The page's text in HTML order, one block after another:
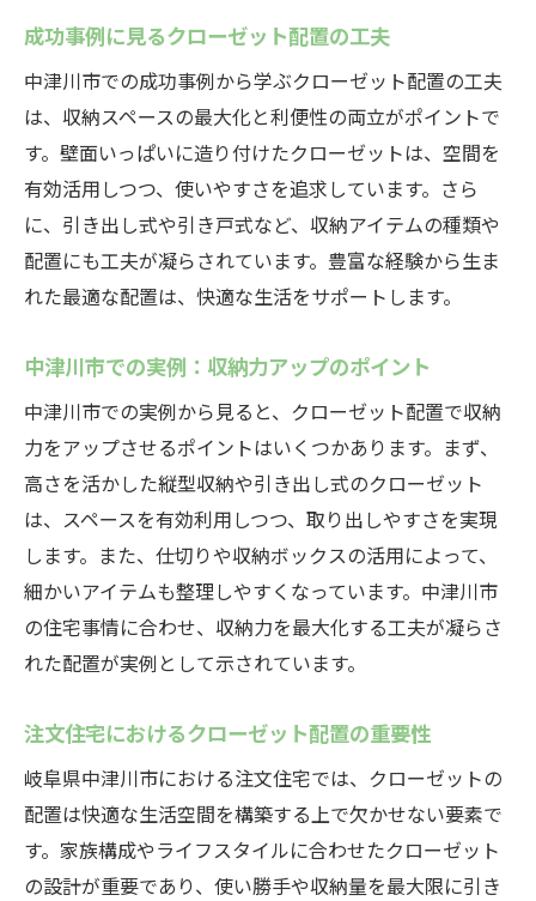
成功事例に見るクローゼット配置の工夫
中津川市での成功事例から学ぶクローゼット配置の工夫
は、収納スペースの最大化と利便性の両立がポイントで
す。壁面いっぱいに造り付けたクローゼットは、空間を
有効活用しつつ、使いやすさを追求しています。さら
に、引き出し式や引き戸式など、収納アイテムの種類や
配置にも工夫が凝らされています。豊富な経験から生ま
れた最適な配置は、快適な生活をサポートします。
中津川市での実例：収納力アップのポイント
中津川市での実例から見ると、クローゼット配置で収納
力をアップさせるポイントはいくつかあります。まず、
高さを活かした縦型収納や引き出し式のクローゼット
は、スペースを有効利用しつつ、取り出しやすさを実現
します。また、仕切りや収納ボックスの活用によって、
細かいアイテムも整理しやすくなっています。中津川市
の住宅事情に合わせ、収納力を最大化する工夫が凝らさ
れた配置が実例として示されています。
注文住宅におけるクローゼット配置の重要性
岐阜県中津川市における注文住宅では、クローゼットの
配置は快適な生活空間を構築する上で欠かせない要素で
す。家族構成やライフスタイルに合わせたクローゼット
の設計が重要であり、使い勝手や収納量を最大限に引き